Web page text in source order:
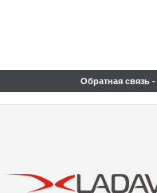
Обратная связь -